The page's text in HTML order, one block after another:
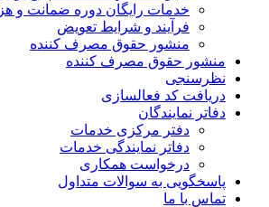
خدمات رایگان دوره ضمانت و
فرآیند و شرایط تعویض
منشور حقوق مصرف کننده
منشور حقوق مصرف کننده
نظرسنجی
دریافت کد فعالسازی
دفاتر نمایندگان
دفتر مرکزی خدمات
دفاتر نمایندگی خدمات
درخواست همکاری
پاسخگویی به سوالات متداول
تماس با ما